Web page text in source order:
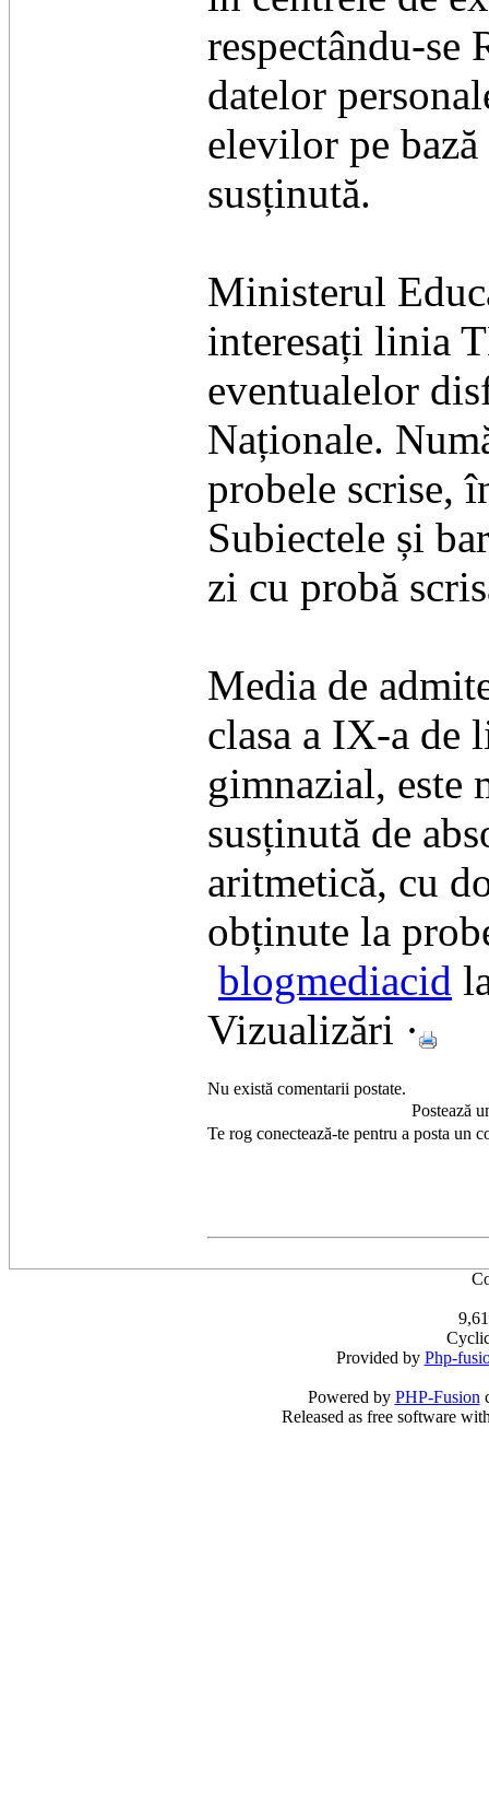
respectându-se
datelor
elevilor pe
susținută.
Ministerul
interesați linia
eventualelor
Naționale.
probele scrise,
Subiectele și
zi cu probă
Media de
clasa a IX-a de
gimnazial, este
susținută de
aritmetică, cu
obținute la
blogmediacid
Vizualizări ·
Nu există comentarii postate.
Postează
Te rog conectează-te pentru a posta un
Provided by Php-
Powered by PHP-Fusion
Released as free software